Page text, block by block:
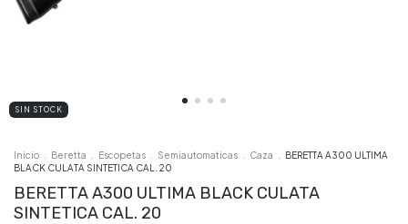
SIN STOCK
Inicio Beretta Escopetas Semiautomaticas Caza
BERETTA A300 ULTIMA
BLACK CULATA SINTETICA CAL. 20
BERETTA A300 ULTIMA BLACK CULATA
SINTETICA CAL. 20